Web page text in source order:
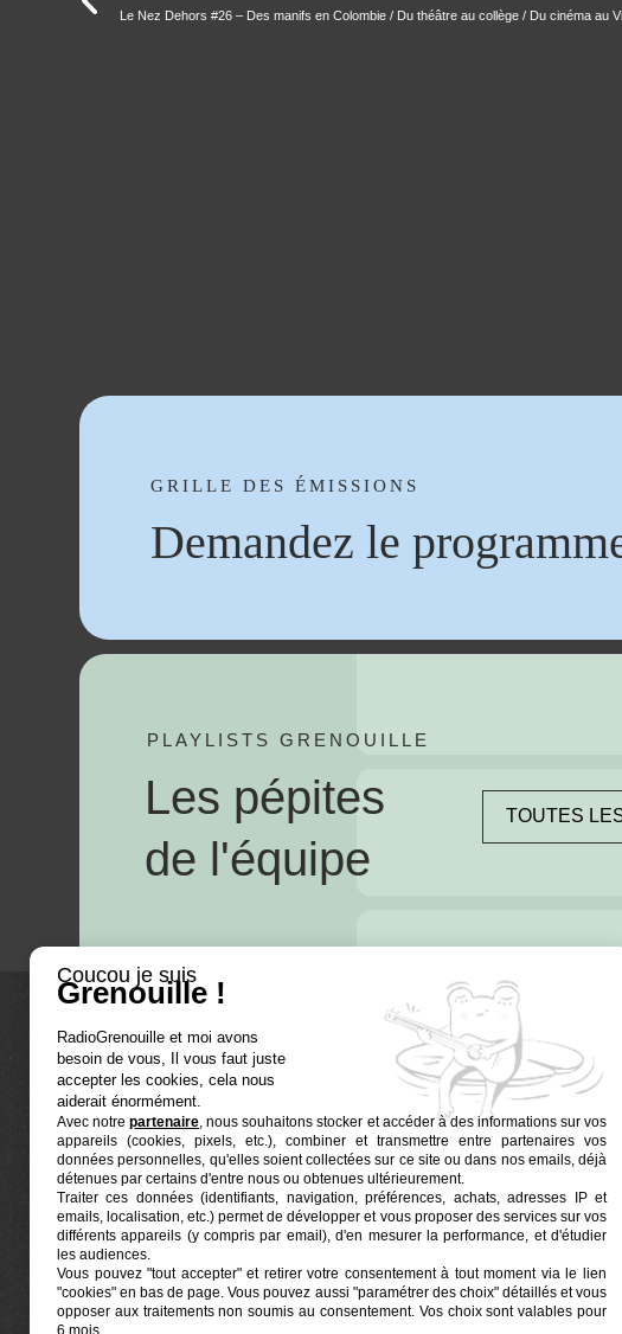
Le Nez Dehors #26 – Des manifs en Colombie / Du théâtre au collège / Du cinéma au
GRILLE DES ÉMISSIONS
Demandez le
PLAYLISTS GRENOUILLE
Les pépites
de l'équipe
TOUTES
Euphonia est le partenaire producteur de
Radio Grenouille, radio associative
marseillaise.
Locaux situés à la Friche Belle de Mai
41, rue Jobin — 13003 Marseille
La radio
Ré-écouter
Actualités
Programmation
Grenouille Euphonia
Coucou je suis
Grenouille !
RadioGrenouille et moi avons
besoin de vous, Il vous faut juste
accepter les cookies, cela nous
aiderait énormément.
Avec notrepartenaire, nous souhaitons stocker et accéder à des informations sur vos
appareils (cookies, pixels, etc.), combiner et transmettre entre partenaires vos
données personnelles, qu'elles soient collectées sur ce site ou dans nos emails, déjà
détenues par certains d'entre nous ou obtenues ultérieurement.
Traiter ces données (identifiants, navigation, préférences, achats, adresses IP et
emails, localisation, etc.) permet de développer et vous proposer des services sur vos
différents appareils (y compris par email), d'en mesurer la performance, et d'étudier
les audiences.
Vous pouvez "tout accepter" et retirer votre consentement à tout moment via le lien
"cookies" en bas de page. Vous pouvez aussi "paramétrer des choix" détaillés et vous
opposer aux traitements non soumis au consentement. Vos choix sont valables pour
6 mois.